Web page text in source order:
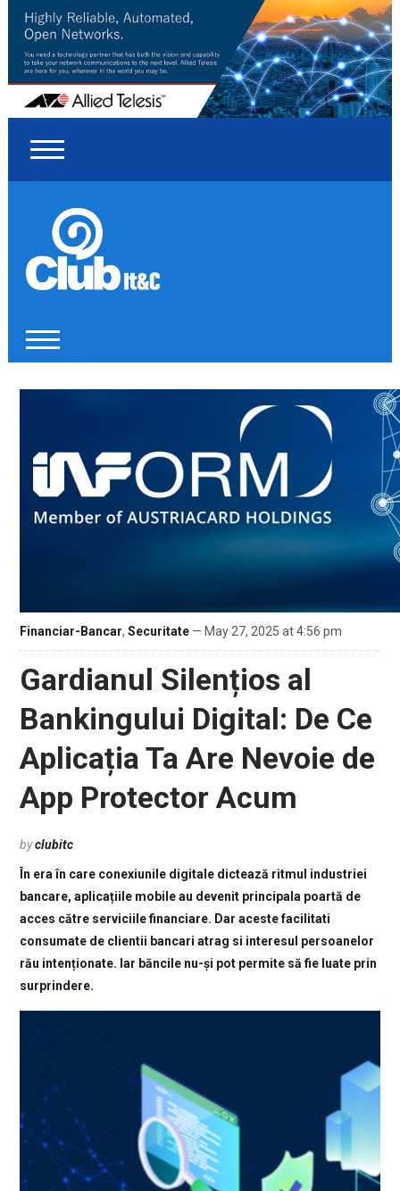
Financiar-Bancar, Securitate— May 27, 2025 at 4:56 pm
Gardianul Silențios al
Bankingului Digital: De Ce
Aplicația Ta Are Nevoie de
App Protector Acum
byclubitc
În era în care conexiunile digitale dictează ritmul industriei
bancare, aplicațiile mobile au devenit principala poartă de
acces către serviciile financiare. Dar aceste facilitati
consumate de clientii bancari atrag si interesul persoanelor
rău intenționate. Iar băncile nu-și pot permite să fie luate prin
surprindere.